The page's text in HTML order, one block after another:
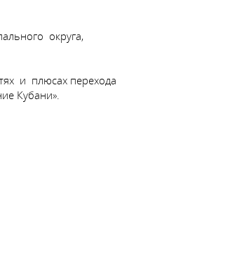
округа,
и плюсах перехода
Кубани».